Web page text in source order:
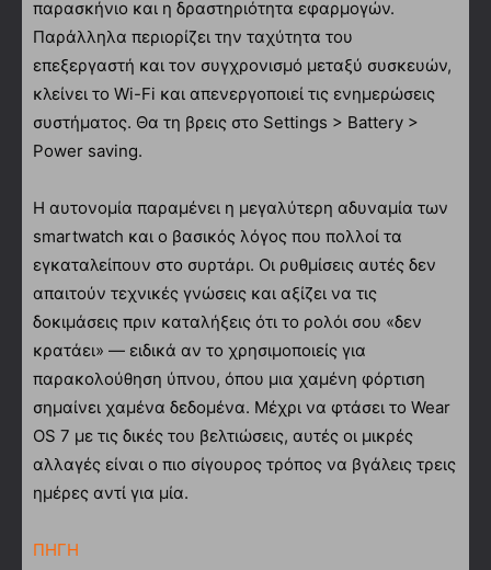
παρασκήνιο και η δραστηριότητα εφαρμογών.
Παράλληλα περιορίζει την ταχύτητα του
επεξεργαστή και τον συγχρονισμό μεταξύ συσκευών,
κλείνει το Wi-Fi και απενεργοποιεί τις ενημερώσεις
συστήματος. Θα τη βρεις στο Settings > Battery >
Power saving.
Η αυτονομία παραμένει η μεγαλύτερη αδυναμία των
smartwatch και ο βασικός λόγος που πολλοί τα
εγκαταλείπουν στο συρτάρι. Οι ρυθμίσεις αυτές δεν
απαιτούν τεχνικές γνώσεις και αξίζει να τις
δοκιμάσεις πριν καταλήξεις ότι το ρολόι σου «δεν
κρατάει» — ειδικά αν το χρησιμοποιείς για
παρακολούθηση ύπνου, όπου μια χαμένη φόρτιση
σημαίνει χαμένα δεδομένα. Μέχρι να φτάσει το Wear
OS 7 με τις δικές του βελτιώσεις, αυτές οι μικρές
αλλαγές είναι ο πιο σίγουρος τρόπος να βγάλεις τρεις
ημέρες αντί για μία.
ΠΗΓΗ